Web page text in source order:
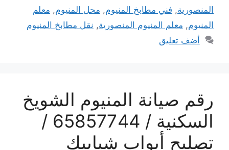
المنصورية, فني مطابخ المنيوم, محل المنيوم, معلم
المنيوم, معلم المنيوم المنصورية, نقل مطابخ المنيوم
أضف تعليق
رقم صيانة المنيوم الشويخ
السكنية / 65857744 /
تصليح أبواب شبابيك